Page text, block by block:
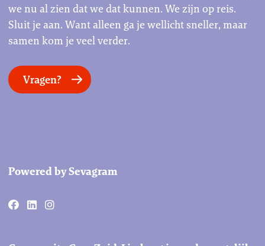
we nu al zien dat we dat kunnen. We zijn op reis.
Sluit je aan. Want alleen ga je wellicht sneller, maar
samen kom je veel verder.
Vragen?
Powered by Sevagram